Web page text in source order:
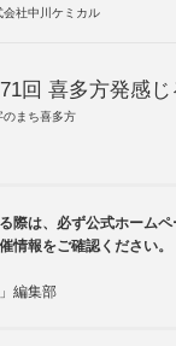
会社中川ケミカル
回 喜多方発感
のまち喜多方
際は、必ず公式ホームペ
情報をご確認ください。
編集部